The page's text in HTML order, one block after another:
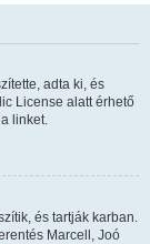
adta ki, és
License alatt érhető
linket.
és tartják karban.
Marcell, Joó